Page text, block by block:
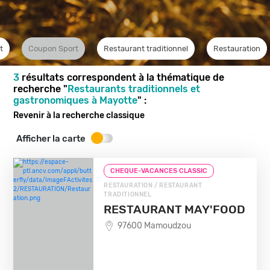
Coupon Sport Restaurant traditionnel Restauration
3 résultats correspondent à la thématique de
recherche " Restaurants traditionnels et
gastronomiques à Mayotte" :
Revenir à la recherche classique
Afficher la carte
CHEQUE-VACANCES CLASSIC
RESTAURATION / RESTAURANT
TRADITIONNEL
RESTAURANT MAY'FOOD
97600 Mamoudzou